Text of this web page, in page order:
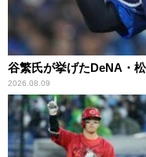
谷繁氏が挙げたDeNA・
2026.08.09